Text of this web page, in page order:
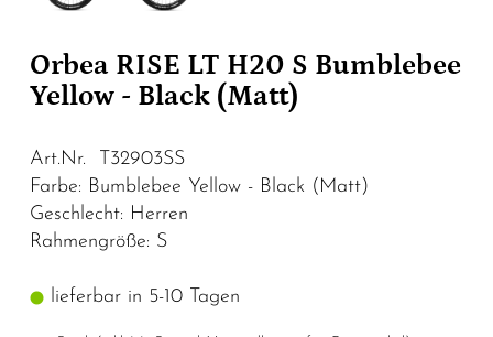
Orbea RISE LT H20 S Bumblebee
Yellow - Black (Matt)
Art.Nr. T32903SS
Farbe: Bumblebee Yellow - Black (Matt)
Geschlecht: Herren
Rahmengröße: S
lieferbar in 5-10 Tagen